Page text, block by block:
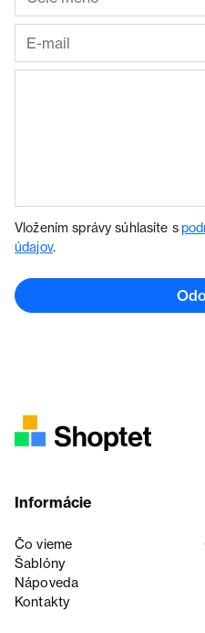
Vložením správy súhlasíte s
údajov.
Informácie
Čo vieme
Šablóny
Nápoveda
Kontakty